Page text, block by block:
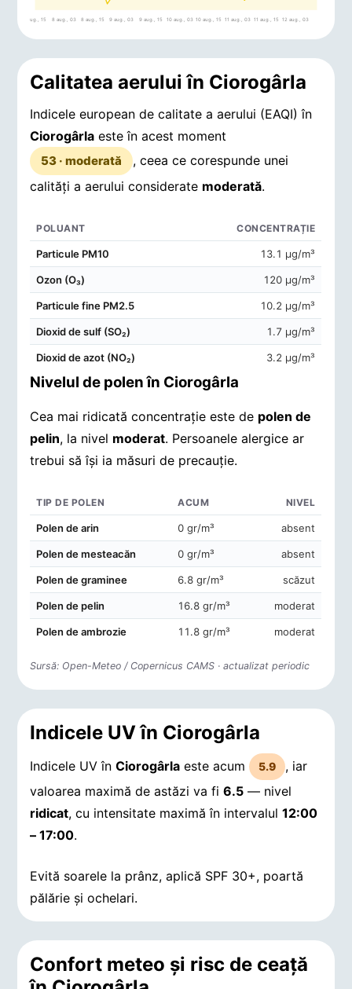
7 aug., 15 8 aug., 03 8 aug., 15 9 aug., 03 9 aug., 15 10 aug., 03 10 aug., 15 11 aug., 03 11 aug., 15 12 aug., 03
Calitatea aerului în Ciorogârla
Indicele european de calitate a aerului (EAQI) în
Ciorogârla este în acest moment
53 · moderată
, ceea ce corespunde unei
calități a aerului considerate moderată.
POLUANT CONCENTRAȚIE
Particule PM10 13.1 μg/m³
Ozon (O₃) 120 μg/m³
Particule fine PM2.5 10.2 μg/m³
Dioxid de sulf (SO₂) 1.7 μg/m³
Dioxid de azot (NO₂) 3.2 μg/m³
Nivelul de polen în Ciorogârla
Cea mai ridicată concentrație este de polen de
pelin, la nivel moderat. Persoanele alergice ar
trebui să își ia măsuri de precauție.
Concentrații de polen în aerul din Ciorogârla
TIP DE POLEN ACUM NIVEL
Polen de arin 0 gr/m³ absent
Polen de mesteacăn 0 gr/m³ absent
Polen de graminee 6.8 gr/m³ scăzut
Polen de pelin 16.8 gr/m³ moderat
Polen de ambrozie 11.8 gr/m³ moderat
Sursă: Open-Meteo / Copernicus CAMS · actualizat periodic
Indicele UV în Ciorogârla
Indicele UV înCiorogârla este acum 5.9
, iar
valoarea maximă de astăzi va fi6.5 — nivel
ridicat, cu intensitate maximă în intervalul12:00
– 17:00.
Evită soarele la prânz, aplică SPF 30+, poartă
pălărie și ochelari.
Confort meteo și risc de ceață